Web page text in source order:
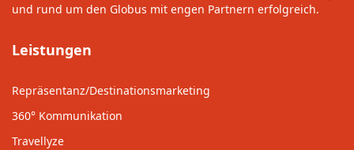
und rund um den Globus mit engen Partnern erfolgreich.
Leistungen
Repräsentanz/Destinationsmarketing
360° Kommunikation
Travellyze